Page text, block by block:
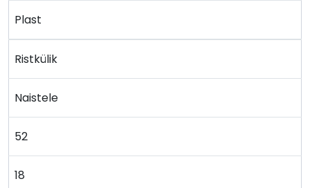
Plast
Ristkülik
Naistele
52
18